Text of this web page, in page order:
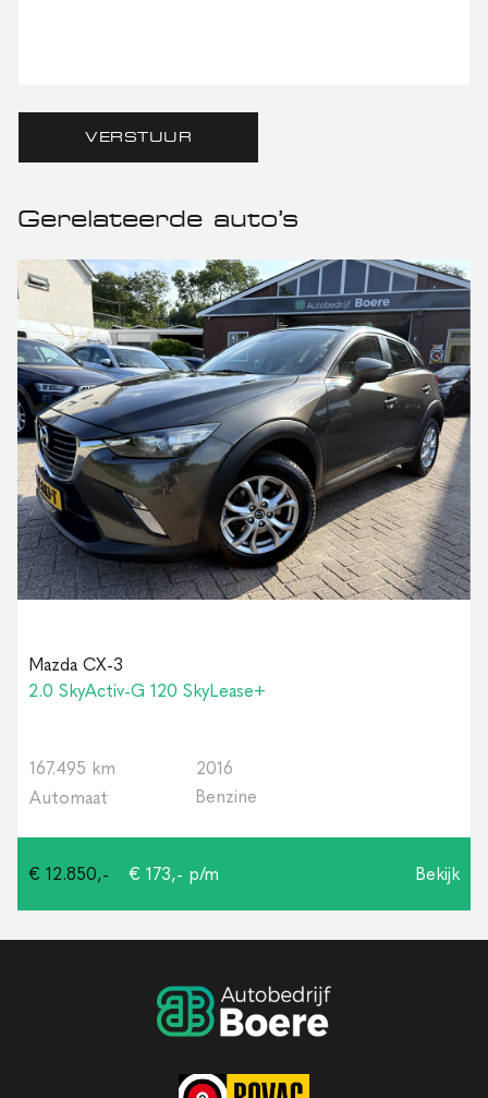
VERSTUUR
Gerelateerde auto’s
Mazda CX-3
2.0 SkyActiv-G 120 SkyLease+
167.495 km
2016
Automaat
Benzine
€ 12.850,- € 173,- p/m Bekijk